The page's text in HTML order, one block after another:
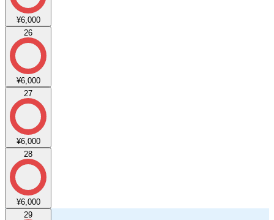
¥6,000
26
¥6,000
27
¥6,000
28
¥6,000
29